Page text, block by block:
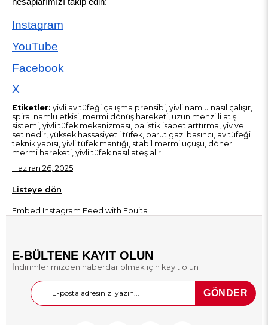
hesaplarımızı takip edin:
Instagram
YouTube
Facebook
X
Etiketler: yivli av tüfeği çalışma prensibi, yivli namlu nasıl çalışır,
spiral namlu etkisi, mermi dönüş hareketi, uzun menzilli atış
sistemi, yivli tüfek mekanizması, balistik isabet arttırma, yiv ve
set nedir, yüksek hassasiyetli tüfek, barut gazı basıncı, av tüfeği
teknik yapısı, yivli tüfek mantığı, stabil mermi uçuşu, döner
mermi hareketi, yivli tüfek nasıl ateş alır.
Haziran 26, 2025
Listeye dön
Embed Instagram Feed with Fouita
E-BÜLTENE KAYIT OLUN
İndirimlerimizden haberdar olmak için kayıt olun
GÖNDER